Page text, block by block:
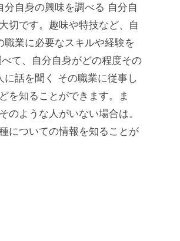
自身の興味を調べる 自分自
切です。趣味や特技など、自
業に必要なスキルや経験を
て、自分自身がどの程度その
話を聞く その職業に従事し
を知ることができます。ま
のような人がいない場合は。
についての情報を知ることが